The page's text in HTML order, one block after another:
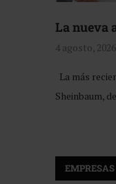
La nueva
4 agosto, 2026
La más
Sheinbaum,